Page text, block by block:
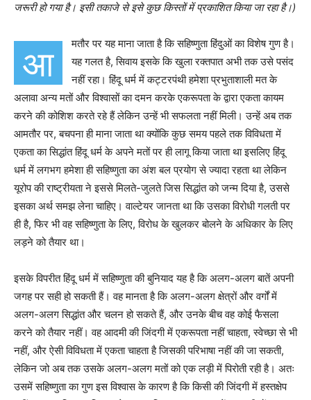
जरूरी हो गया है। इसी तकाजे से इसे कुछ किस्तों में प्रकाशित किया जा रहा है।)
आ
मतौर पर यह माना जाता है कि सहिष्णुता हिंदुओं का विशेष गुण है।
यह गलत है, सिवाय इसके कि खुला रक्तपात अभी तक उसे पसंद
नहीं रहा। हिंदू धर्म में कट्टरपंथी हमेशा प्रभुताशाली मत के
अलावा अन्य मतों और विश्वासों का दमन करके एकरूपता के द्वारा एकता कायम
करने की कोशिश करते रहे हैं लेकिन उन्हें भी सफलता नहीं मिली। उन्हें अब तक
आमतौर पर, बचपना ही माना जाता था क्योंकि कुछ समय पहले तक विविधता में
एकता का सिद्धांत हिंदू धर्म के अपने मतों पर ही लागू किया जाता था इसलिए हिंदू
धर्म में लगभग हमेशा ही सहिष्णुता का अंश बल प्रयोग से ज्यादा रहता था लेकिन
यूरोप की राष्ट्रीयता ने इससे मिलते-जुलते जिस सिद्धांत को जन्म दिया है, उससे
इसका अर्थ समझ लेना चाहिए। वाल्टेयर जानता था कि उसका विरोधी गलती पर
ही है, फिर भी वह सहिष्णुता के लिए, विरोध के खुलकर बोलने के अधिकार के लिए
लड़ने को तैयार था।
इसके विपरीत हिंदू धर्म में सहिष्णुता की बुनियाद यह है कि अलग-अलग बातें अपनी
जगह पर सही हो सकती हैं। वह मानता है कि अलग-अलग क्षेत्रों और वर्गों में
अलग-अलग सिद्धांत और चलन हो सकते हैं, और उनके बीच वह कोई फैसला
करने को तैयार नहीं। वह आदमी की जिंदगी में एकरूपता नहीं चाहता, स्वेच्छा से भी
नहीं, और ऐसी विविधता में एकता चाहता है जिसकी परिभाषा नहीं की जा सकती,
लेकिन जो अब तक उसके अलग-अलग मतों को एक लड़ी में पिरोती रही है। अतः
उसमें सहिष्णुता का गुण इस विश्वास के कारण है कि किसी की जिंदगी में हस्तक्षेप